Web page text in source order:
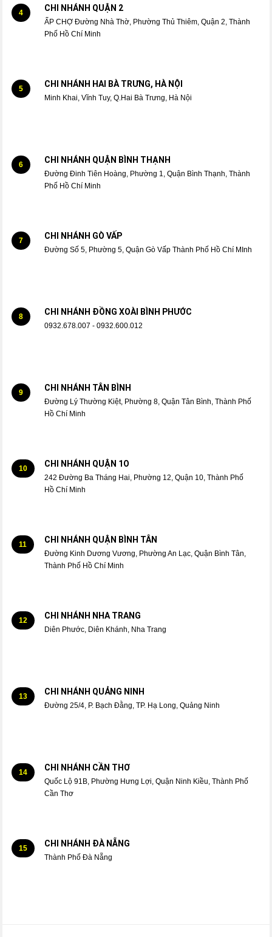
4 CHI NHÁNH QUẬN 2
ẤP CHỢ Đường Nhà Thờ, Phường Thủ Thiêm, Quận 2, Thành
Phố Hồ Chí Minh
5 CHI NHÁNH HAI BÀ TRƯNG, HÀ NỘI
Minh Khai, Vĩnh Tuy, Q.Hai Bà Trưng, Hà Nội
6 CHI NHÁNH QUẬN BÌNH THẠNH
Đường Đinh Tiên Hoàng, Phường 1, Quận Bình Thạnh, Thành
Phố Hồ Chí Minh
7 CHI NHÁNH GÒ VẤP
Đường Số 5, Phường 5, Quận Gò Vấp Thành Phố Hồ Chí MInh
8 CHI NHÁNH ĐỒNG XOÀI BÌNH PHƯỚC
0932.678.007 - 0932.600.012
9 CHI NHÁNH TÂN BÌNH
Đường Lý Thường Kiệt, Phường 8, Quận Tân Bình, Thành Phố
Hồ Chí Minh
10 CHI NHÁNH QUẬN 1O
242 Đường Ba Tháng Hai, Phường 12, Quận 10, Thành Phố
Hồ Chí Minh
11 CHI NHÁNH QUẬN BÌNH TÂN
Đường Kinh Dương Vương, Phường An Lạc, Quận Bình Tân,
Thành Phố Hồ Chí Minh
12 CHI NHÁNH NHA TRANG
Diên Phước, Diên Khánh, Nha Trang
13 CHI NHÁNH QUẢNG NINH
Đường 25/4, P. Bạch Đằng, TP. Hạ Long, Quảng Ninh
14 CHI NHÁNH CẦN THƠ
Quốc Lộ 91B, Phường Hưng Lợi, Quận Ninh Kiều, Thành Phố
Cần Thơ
15 CHI NHÁNH ĐÀ NẴNG
Thành Phố Đà Nẵng